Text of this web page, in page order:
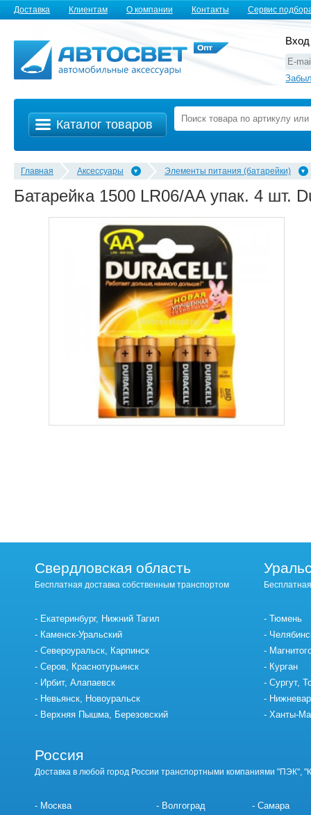
Доставка Клиентам О компании Контакты Сервис
Каталог товаров
Главная Аксессуары Элементы питания (батарейки)
Батарейка 1500 LR06/AA упак. 4 шт.
Свердловская область
Бесплатная доставка собственным транспортом
Екатеринбург, Нижний Тагил
Каменск-Уральский
Североуральск, Карпинск
Серов, Краснотурьинск
Ирбит, Алапаевск
Невьянск, Новоуральск
Верхняя Пышма, Березовский
Тюмень
Курган
Сургут,
Ханты-
Россия
Доставка в любой город России транспортными компаниями "ПЭК",
Москва
Волгоград
Самара